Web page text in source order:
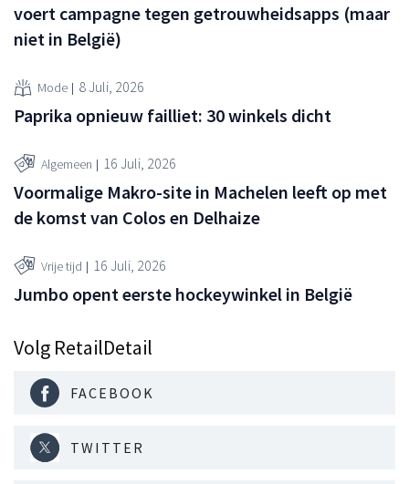
voert campagne tegen getrouwheidsapps (maar
niet in België)
Mode 8 Juli, 2026
Paprika opnieuw failliet: 30 winkels dicht
Algemeen 16 Juli, 2026
Voormalige Makro-site in Machelen leeft op met
de komst van Colos en Delhaize
Vrije tijd 16 Juli, 2026
Jumbo opent eerste hockeywinkel in België
Volg RetailDetail
FACEBOOK
TWITTER